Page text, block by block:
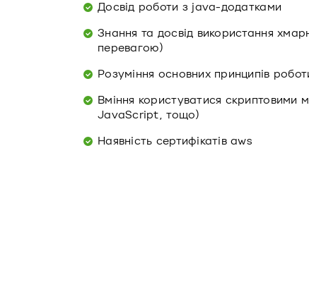
Досвід роботи з java-додатками
Знання та досвід використання
перевагою)
Розуміння основних принципів
Вміння користуватися
JavaScript, тощо)
Наявність сертифікатів aws